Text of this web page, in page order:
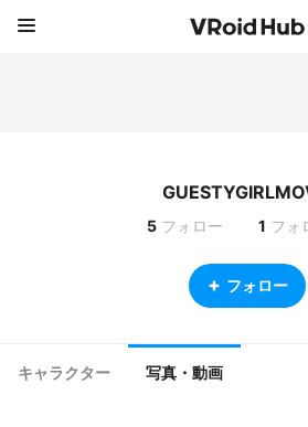
5 フォロー 1 フォ
フォロー
キャラクター 写真・動画